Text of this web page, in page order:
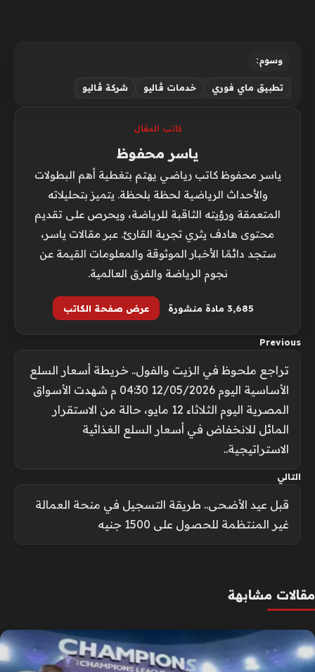
وسوم:
تطبيق ماي فوري خدمات ڤاليو شركة ڤاليو
كاتب المقال
ياسر محفوظ
ياسر محفوظ كاتب رياضي يهتم بتغطية أهم البطولات
والأحداث الرياضية لحظة بلحظة. يتميز بتحليلاته
المتعمقة ورؤيته الثاقبة للرياضة، ويحرص على تقديم
محتوى هادف يثري تجربة القارئ. عبر مقالات ياسر،
ستجد دائمًا الأخبار الموثوقة والمعلومات القيمة عن
نجوم الرياضة والفرق العالمية.
3٬685 مادة منشورة عرض صفحة الكاتب
Previous
تراجع ملحوظ في الزيت والفول.. خريطة أسعار السلع
الأساسية اليوم 12/05/2026 04:30 م شهدت الأسواق
المصرية اليوم الثلاثاء 12 مايو، حالة من الاستقرار
المائل للانخفاض في أسعار السلع الغذائية
الاستراتيجية..
التالي
قبل عيد الأضحى.. طريقة التسجيل في منحة العمالة
غير المنتظمة للحصول على 1500 جنيه
مقالات مشابهة